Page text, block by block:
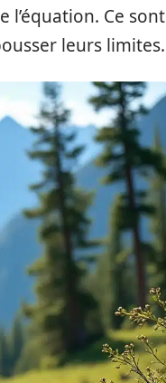
Ce sont
leurs limites.